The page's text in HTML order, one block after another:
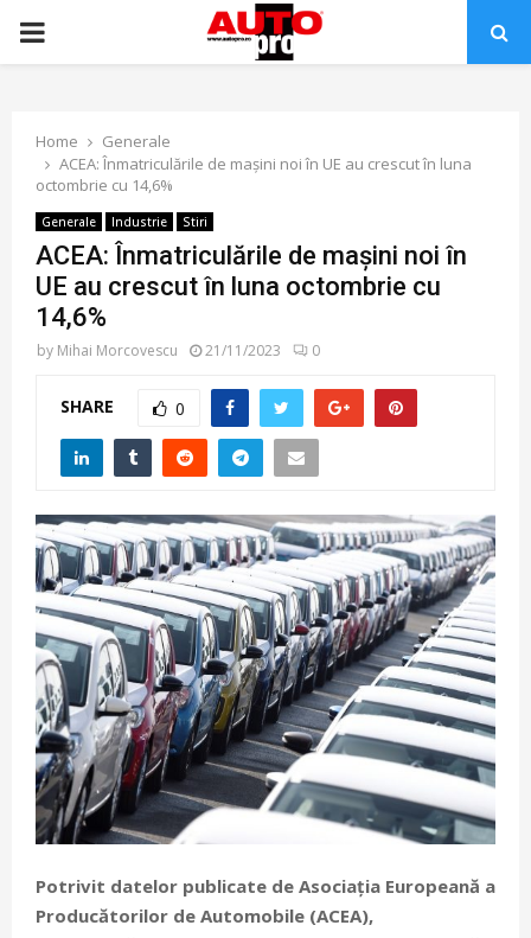
PRIMARY
Home
Generale
ACEA: Înmatriculările de mașini noi în UE au crescut în luna
octombrie cu 14,6%
Generale Industrie Stiri
ACEA: Înmatriculările de mașini noi în
UE au crescut în luna octombrie cu
14,6%
by Mihai Morcovescu 21/11/2023 0
SHARE 0
Potrivit datelor publicate de Asociația Europeană a
Producătorilor de Automobile (ACEA),